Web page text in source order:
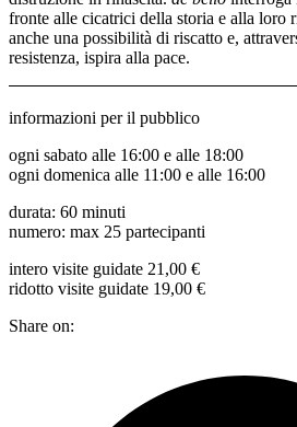
fronte alle cicatrici della storia e alla loro
anche una possibilità di riscatto e,
resistenza, ispira alla pace.
informazioni per il pubblico
ogni sabato alle 16:00 e alle 18:00
ogni domenica alle 11:00 e alle 16:00
durata: 60 minuti
numero: max 25 partecipanti
intero visite guidate 21,00 €
ridotto visite guidate 19,00 €
Share on: